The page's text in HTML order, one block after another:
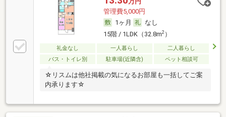
管理費5,000円
1ヶ月
なし
15階 / 1LDK（32.8m2）
礼金なし 一人暮らし
二人暮らし
バス・トイレ別
駐車場(近隣含) ペット相談可
☆リスムは他社掲載の気になるお部屋も一括してご案
内承ります☆